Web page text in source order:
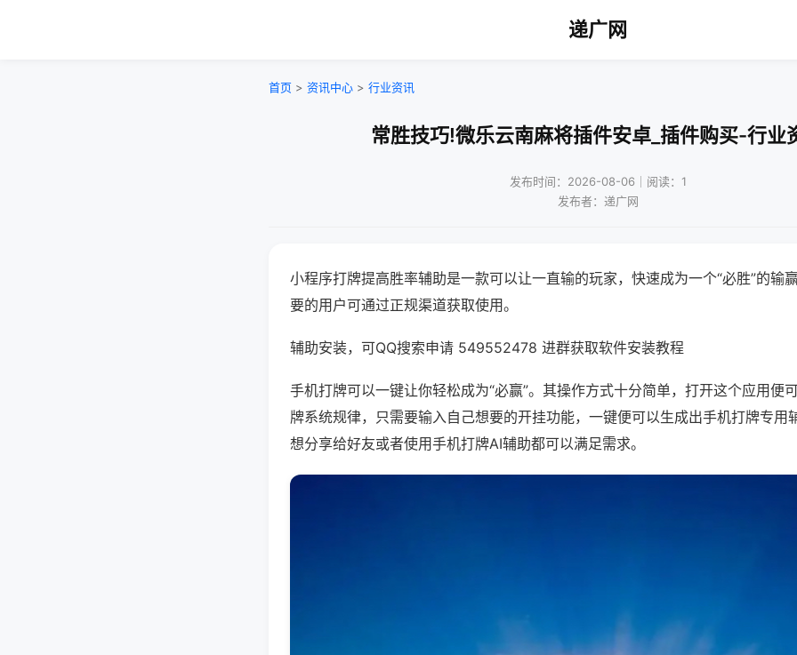
递广网
首页 > 资讯中心 > 行业资讯
常胜技巧!微乐云南麻将插件安卓_插件购买-行业
发布时间：2026-08-06｜阅读：1
发布者：递广网
小程序打牌提高胜率辅助是一款可以让一直输的玩家，快速成为一个“必胜”的输
要的用户可通过正规渠道获取使用。
辅助安装，可QQ搜索申请 549552478 进群获取软件安装教程
手机打牌可以一键让你轻松成为“必赢”。其操作方式十分简单，打开这个应用便
牌系统规律，只需要输入自己想要的开挂功能，一键便可以生成出手机打牌专用
想分享给好友或者使用手机打牌AI辅助都可以满足需求。